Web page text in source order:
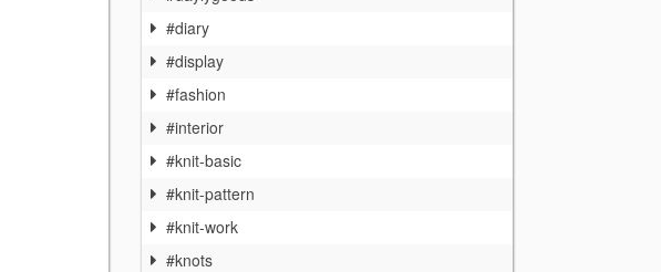
#diary
#display
#fashion
#interior
#knit-basic
#knit-pattern
#knit-work
#knots